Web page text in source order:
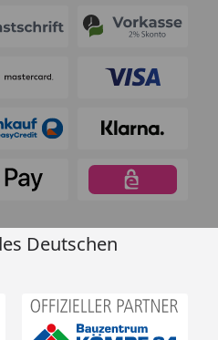
Deutschen